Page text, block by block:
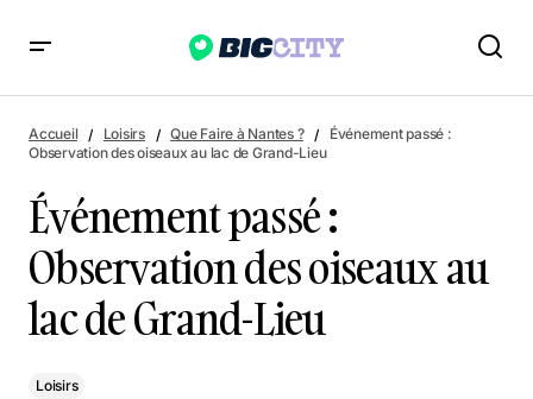
Lieu
Accueil Loisirs Que Faire à Nantes ?
Événement passé :
Observation des oiseaux au lac de Grand-Lieu
Événement passé :
Observation des oiseaux au
lac de Grand-Lieu
Loisirs